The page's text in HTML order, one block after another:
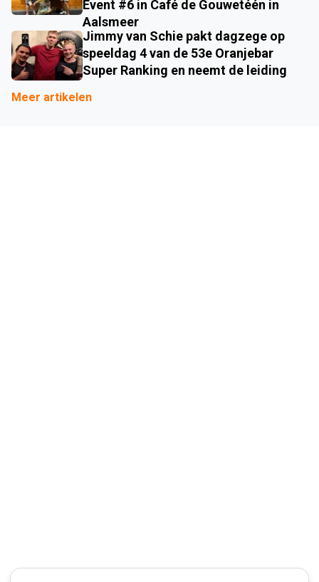
Event #6 in Café de Gouwetéén in
Aalsmeer
Jimmy van Schie pakt dagzege op
speeldag 4 van de 53e Oranjebar
Super Ranking en neemt de leiding
Meer artikelen